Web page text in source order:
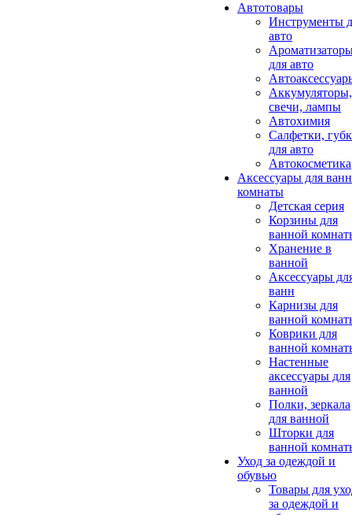
Автотовары
Инструменты
авто
для авто
Аккумуляторы,
свечи, лампы
Автохимия
Салфетки,
для авто
Автокосметика
Аксессуары для
комнаты
Детская серия
Корзины для
ванной
Хранение в
ванной
Аксессуары
ванн
Карнизы для
ванной
Коврики для
ванной
Настенные
аксессуары для
ванной
Полки, зеркала
для ванной
Шторки для
ванной
Уход за одеждой и
обувью
Товары для
за одеждой и